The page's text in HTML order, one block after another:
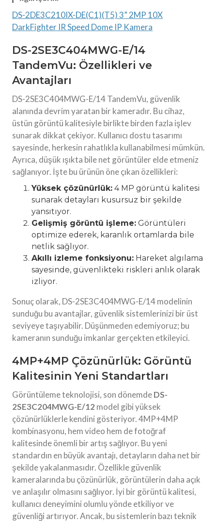
DS-2DE3C210IX-DE(C1)(T5) 3” 2MP 10X
DarkFighter IR Speed Dome IP Kamera
DS-2SE3C404MWG-E/14
TandemVu: Özellikleri ve
Avantajları
DS-2SE3C404MWG-E/14 TandemVu, güvenlik
alanında devrim yaratan bir kameradır. Bu cihaz,
üstün görüntü kalitesiyle birlikte birden fazla işlev
sunarak dikkat çekiyor. Kullanıcı dostu tasarımı
sayesinde, herkesin rahatlıkla kullanabilmesi mümkün.
Ayrıca, düşük ışıkta bile net görüntüler elde etmeniz
sağlanıyor. İşte bu ürünün öne çıkan özellikleri:
Yüksek çözünürlük: 4 MP görüntü kalitesi
sunarak detayları kusursuz bir şekilde
yansıtıyor.
Gelişmiş görüntü işleme: Görüntüleri
optimize ederek, karanlık ortamlarda bile
netlik sağlıyor.
Akıllı izleme fonksiyonu: Hareket algılama
sayesinde, güvenlikteki riskleri anlık olarak
izliyor.
Sonuç olarak, DS-2SE3C404MWG-E/14 modelinin
sunduğu bu avantajlar, güvenlik sistemlerinizi bir üst
seviyeye taşıyabilir. Düşünmeden edemiyoruz; bu
kameranın sunduğu imkanlar gerçekten etkileyici.
4MP+4MP Çözünürlük: Görüntü
Kalitesinin Yeni Standartları
Görüntüleme teknolojisi, son dönemdeDS-
2SE3C204MWG-E/12 model gibi yüksek
çözünürlüklerle kendini gösteriyor. 4MP+4MP
kombinasyonu, hem video hem de fotoğraf
kalitesinde önemli bir artış sağlıyor. Bu yeni
standardın en büyük avantajı, detayların daha net bir
şekilde yakalanmasıdır. Özellikle güvenlik
kameralarında bu çözünürlük, görüntülerin daha açık
ve anlaşılır olmasını sağlıyor. İyi bir görüntü kalitesi,
kullanıcı deneyimini olumlu yönde etkiliyor ve
güvenliği artırıyor. Ancak, bu sistemlerin bazı teknik